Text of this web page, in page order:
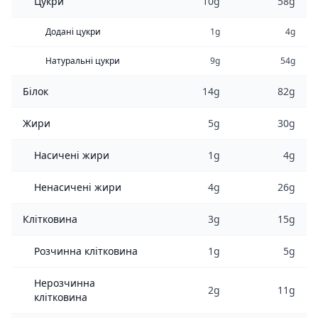
Додані цукри 1g 4g
Натуральні цукри 9g 54g
Білок 14g 82g
Жири 5g 30g
Насичені жири 1g 4g
Ненасичені жири 4g 26g
Клітковина 3g 15g
Розчинна клітковина 1g 5g
Нерозчинна
клітковина
2g 11g